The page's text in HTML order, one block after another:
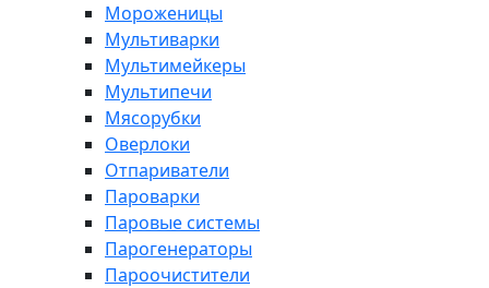
Мороженицы
Мультиварки
Мультимейкеры
Мультипечи
Мясорубки
Оверлоки
Отпариватели
Пароварки
Паровые системы
Парогенераторы
Пароочистители